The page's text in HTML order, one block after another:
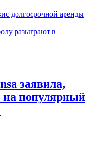
долгосрочной аренды
разыграют в
заявила,
на популярный